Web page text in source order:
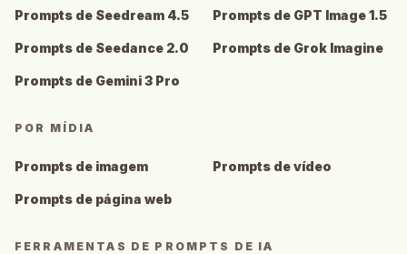
Prompts de Seedream 4.5 Prompts de GPT Image 1.5
Prompts de Seedance 2.0 Prompts de Grok Imagine
Prompts de Gemini 3 Pro
POR MÍDIA
Prompts de imagem Prompts de vídeo
Prompts de página web
FERRAMENTAS DE PROMPTS DE IA